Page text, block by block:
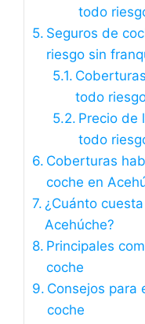
todo
Seguros de
riesgo sin
todo
Precio de
todo
Coberturas
coche en
¿Cuánto
Acehúche?
Principales
coche
Consejos para
coche